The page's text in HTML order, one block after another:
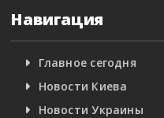
Навигация
Главное сегодня
Новости Киева
Новости Украины